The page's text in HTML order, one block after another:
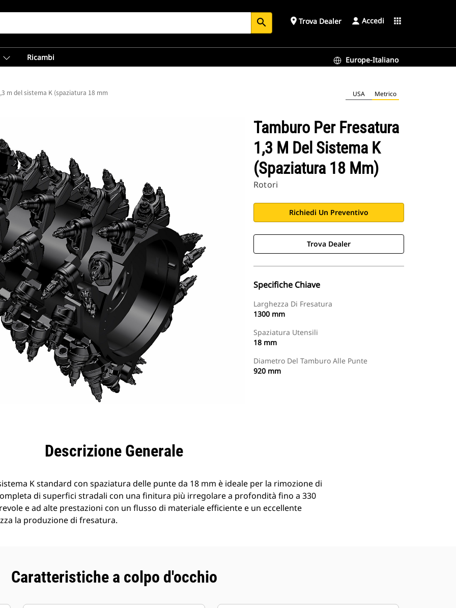
search place Trova Dealer Accedi apps
Ricambi Europe-Italiano
m del sistema K (spaziatura 18 mm) USA Metrico
Tamburo Per Fresatura
1,3 M Del Sistema K
(spaziatura 18 Mm)
Rotori
Richiedi Un Preventivo
Trova Dealer
Specifiche Chiave
Larghezza Di Fresatura
1300 mm
Spaziatura Utensili
18 mm
Diametro Del Tamburo Alle Punte
920 mm
Descrizione Generale
K standard con spaziatura delle punte da 18 mm è ideale per la rimozione di
di superfici stradali con una finitura più irregolare a profondità fino a 330
e ad alte prestazioni con un flusso di materiale efficiente e un eccellente
la produzione di fresatura.
Caratteristiche a colpo d'occhio